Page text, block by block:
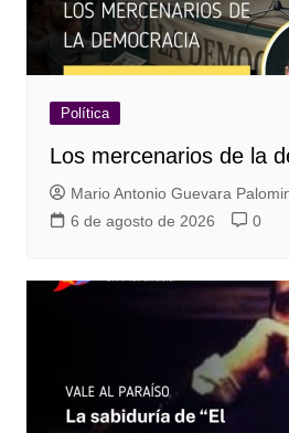
Política
Los mercenarios de la
Mario Antonio Guevara
6 de agosto de 2026
0